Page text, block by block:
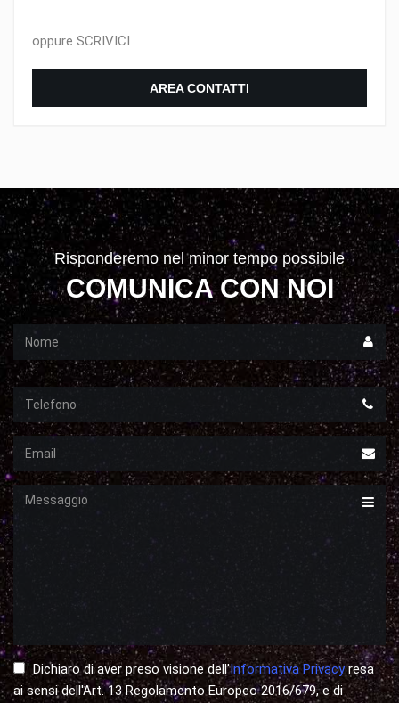
oppure SCRIVICI
AREA CONTATTI
Risponderemo nel minor tempo possibile
COMUNICA CON NOI
Email
Messaggio
Dichiaro di aver preso visione dell'Informativa Privacyresa
ai sensi dell'Art. 13 Regolamento Europeo 2016/679, e di